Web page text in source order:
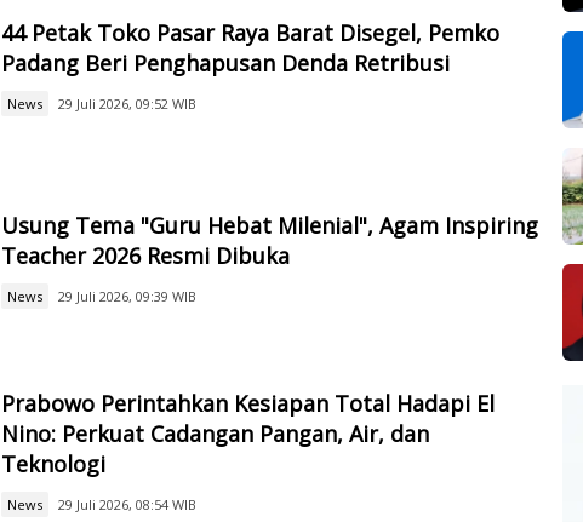
44 Petak Toko Pasar Raya Barat Disegel, Pemko
Padang Beri Penghapusan Denda Retribusi
News 29 Juli 2026, 09:52 WIB
Usung Tema "Guru Hebat Milenial", Agam Inspiring
Teacher 2026 Resmi Dibuka
News 29 Juli 2026, 09:39 WIB
Prabowo Perintahkan Kesiapan Total Hadapi El
Nino: Perkuat Cadangan Pangan, Air, dan
Teknologi
News 29 Juli 2026, 08:54 WIB